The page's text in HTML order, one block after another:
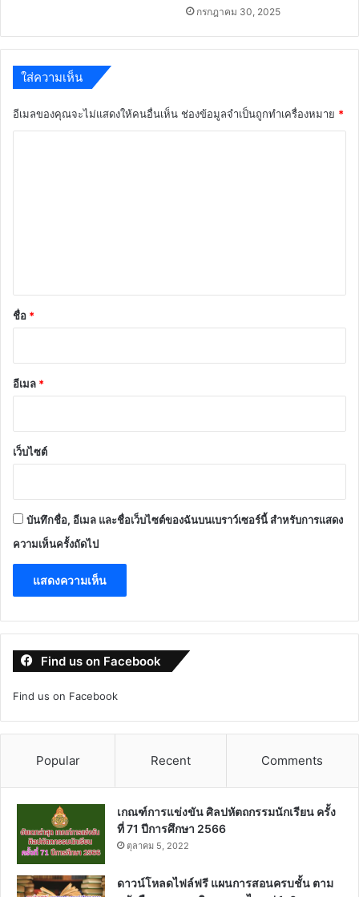
กรกฎาคม 30, 2025
ใส่ความเห็น
อีเมลของคุณจะไม่แสดงให้คนอื่นเห็น ช่องข้อมูลจำเป็นถูกทำเครื่องหมาย *
*
ชื่อ *
อีเมล *
เว็บไซต์
บันทึกชื่อ, อีเมล และชื่อเว็บไซต์ของฉันบนเบราว์เซอร์นี้ สำหรับการแสดง
ความเห็นครั้งถัดไป
Find us on Facebook
Find us on Facebook
Popular Recent Comments
เกณฑ์การแข่งขัน ศิลปหัตถกรรมนักเรียน ครั้ง
ที่ 71 ปีการศึกษา 2566
ตุลาคม 5, 2022
ดาวน์โหลดไฟล์ฟรี แผนการสอนครบชั้น ตาม